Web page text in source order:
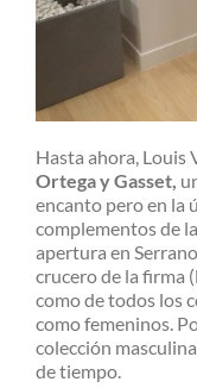
Hasta ahora, Louis
Ortega y Gasset,
encanto pero en la
complementos de
apertura en
crucero de la firma
como de todos los
como femeninos.
colección
de tiempo.